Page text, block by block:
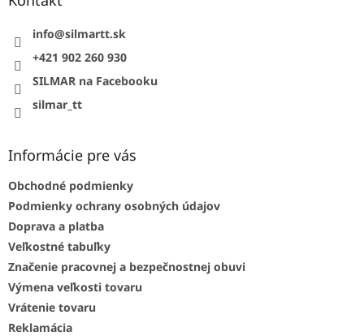
info@silmartt.sk
+421 902 260 930
SILMAR na Facebooku
silmar_tt
Informácie pre vás
Obchodné podmienky
Podmienky ochrany osobných údajov
Doprava a platba
Veľkostné tabuľky
Značenie pracovnej a bezpečnostnej obuvi
Výmena veľkosti tovaru
Vrátenie tovaru
Reklamácia